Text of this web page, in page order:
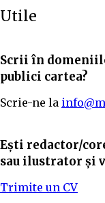
Utile
Scrii în
publici cartea?
Scrie-ne la
Ești redactor/
sau ilustrator și
Trimite un CV